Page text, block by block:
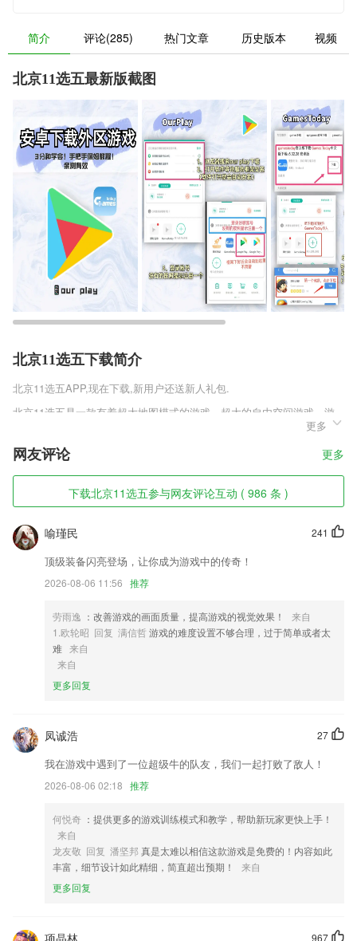
简介 评论(285) 热门文章 历史版本 视频
北京11选五最新版截图
北京11选五下载简介
北京11选五APP,现在下载,新用户还送新人礼包.
北京11选五是一款有着超大地图模式的游戏，超大的自由空间游戏，游
戏主要以仙侠为题材，有着各种各样的闯关模式还有多种技能释放粒子特
效，多个关卡的不同BOSS,个多彩的动画让你离不开视线，独特的玩法
内容，新奇的艺术体验。
北京11选五软件特色
1,【闯关式背词】
2,剑桥最新版"语言与内容" 结合学科课程,有料有趣
3,精细设计：完全按照考驾照的流程设计，从报名到领证，一目了然！
4,易管理、高效、易操作；
6,提供的服务相当的不错，一定是可以叫你所满意到的，毕竟价钱便宜。
北京11选五软件优势
1.·突出操作实用性，提升驾驶技能，培养良好驾驶习惯和保证公共道路
2.用户在软件中能够找到多种类型的考试题目，通过线上刷题更加快速高
效的来学习知识；
3.‘迷宫大闯关’英语游戏，主要训练儿童英语单词拼写，根据游戏过程中
展示的物品所对应的中文，进行连线拼写出英文单词，儿童在限定时间内
拼写出对应的英文单词，即可通往下一关。此英语游戏让儿童在英语单词
拼写过程中，学习到中英文互译及加深英语单词的记忆。
4.有一个互相监督，一起进步的学习道友是种什么样的体验？
5.学习滑囊、韧带、肌肉和骨骼之间的联系
6.公示定理学习功能，支持学生系统的学习各种公示和定理；
修复license失效问题
更多
网友评论 更多
下载北京11选五参与网友评论互动 ( 986 条 )
241
喻瑾民
顶级装备闪亮登场，让你成为游戏中的传奇！
2026-08-06 11:56 推荐
劳雨逸 ：改善游戏的画面质量，提高游戏的视觉效果！
来自
1.欧轮昭 回复 满信哲 游戏的难度设置不够合理，过于简单或者太
难 来自
来自
更多回复
27
凤诚浩
我在游戏中遇到了一位超级牛的队友，我们一起打败了敌人！
2026-08-06 02:18 推荐
何悦奇 ：提供更多的游戏训练模式和教学，帮助新玩家更快上手！
来自
龙友敬 回复 潘坚邦 真是太难以相信这款游戏是免费的！内容如此
丰富，细节设计如此精细，简直超出预期！
来自
更多回复
967
项晶林